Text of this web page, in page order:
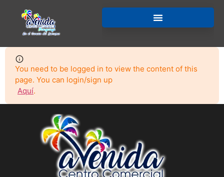
You need to be logged in to view the content of this
page. You can login/sign up
Aquí.